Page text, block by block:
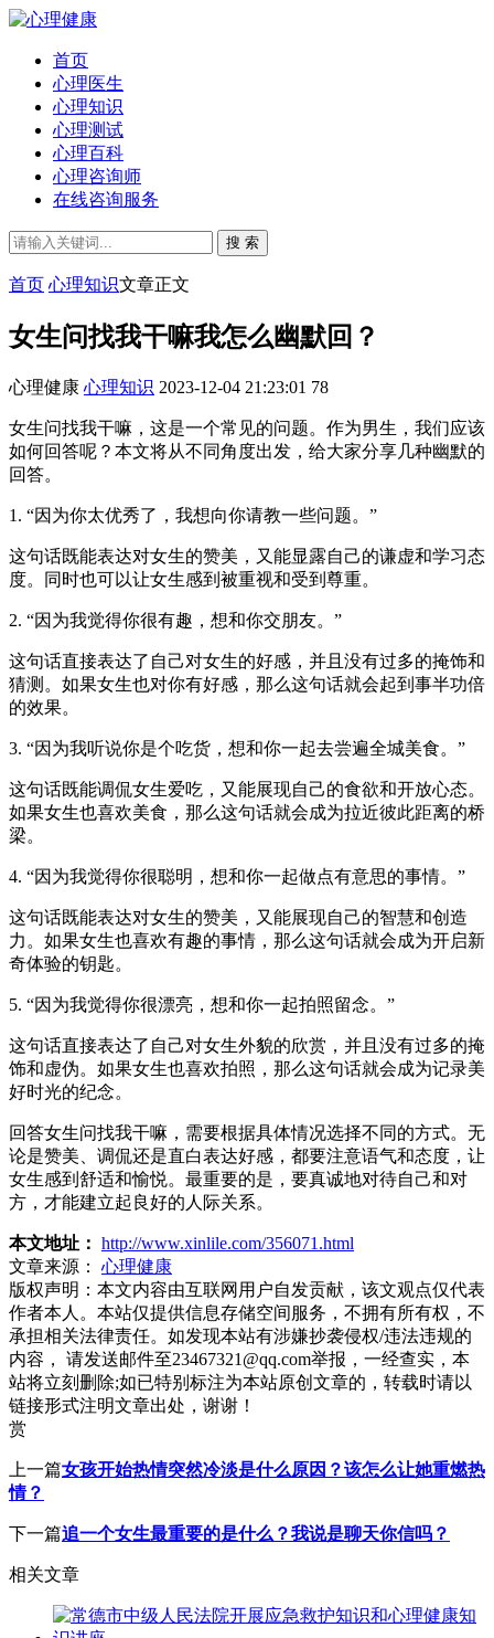
首页
心理医生
心理知识
心理测试
心理百科
心理咨询师
在线咨询服务
搜 索
首页 心理知识文章正文
女生问找我干嘛我怎么幽默回？
心理健康 心理知识 2023-12-04 21:23:01 78
女生问找我干嘛，这是一个常见的问题。作为男生，我们应该
如何回答呢？本文将从不同角度出发，给大家分享几种幽默的
回答。
1. “因为你太优秀了，我想向你请教一些问题。”
这句话既能表达对女生的赞美，又能显露自己的谦虚和学习态
度。同时也可以让女生感到被重视和受到尊重。
2. “因为我觉得你很有趣，想和你交朋友。”
这句话直接表达了自己对女生的好感，并且没有过多的掩饰和
猜测。如果女生也对你有好感，那么这句话就会起到事半功倍
的效果。
3. “因为我听说你是个吃货，想和你一起去尝遍全城美食。”
这句话既能调侃女生爱吃，又能展现自己的食欲和开放心态。
如果女生也喜欢美食，那么这句话就会成为拉近彼此距离的桥
梁。
4. “因为我觉得你很聪明，想和你一起做点有意思的事情。”
这句话既能表达对女生的赞美，又能展现自己的智慧和创造
力。如果女生也喜欢有趣的事情，那么这句话就会成为开启新
奇体验的钥匙。
5. “因为我觉得你很漂亮，想和你一起拍照留念。”
这句话直接表达了自己对女生外貌的欣赏，并且没有过多的掩
饰和虚伪。如果女生也喜欢拍照，那么这句话就会成为记录美
好时光的纪念。
回答女生问找我干嘛，需要根据具体情况选择不同的方式。无
论是赞美、调侃还是直白表达好感，都要注意语气和态度，让
女生感到舒适和愉悦。最重要的是，要真诚地对待自己和对
方，才能建立起良好的人际关系。
本文地址： http://www.xinlile.com/356071.html
文章来源：
心理健康
版权声明： 本文内容由互联网用户自发贡献，该文观点仅代表
作者本人。本站仅提供信息存储空间服务，不拥有所有权，不
承担相关法律责任。如发现本站有涉嫌抄袭侵权/违法违规的
内容， 请发送邮件至23467321@qq.com举报，一经查实，本
站将立刻删除;如已特别标注为本站原创文章的，转载时请以
链接形式注明文章出处，谢谢！
赏
上一篇女孩开始热情突然冷淡是什么原因？该怎么让她重燃热
情？
下一篇追一个女生最重要的是什么？我说是聊天你信吗？
相关文章